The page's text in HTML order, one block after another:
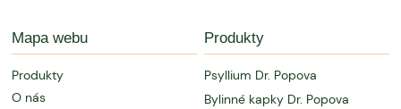
Mapa webu
Produkty
O nás
Produkty
Psyllium Dr. Popova
Bylinné kapky Dr. Popova